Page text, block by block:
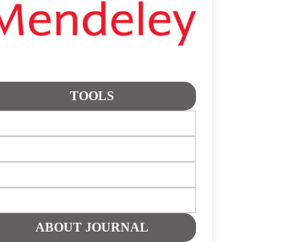
TOOLS
ABOUT JOURNAL